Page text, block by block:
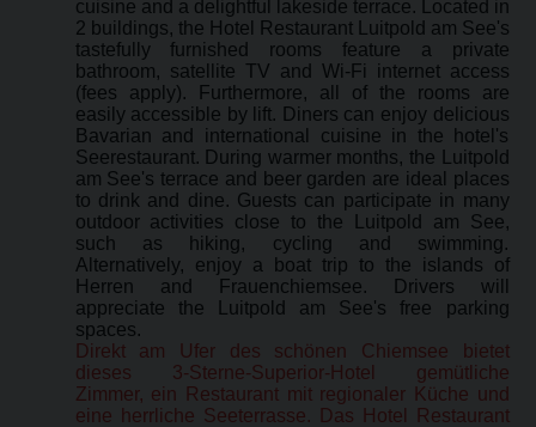
cuisine and a delightful lakeside terrace. Located in
2 buildings, the Hotel Restaurant Luitpold am See's
tastefully furnished rooms feature a private
bathroom, satellite TV and Wi-Fi internet access
(fees apply). Furthermore, all of the rooms are
easily accessible by lift. Diners can enjoy delicious
Bavarian and international cuisine in the hotel's
Seerestaurant. During warmer months, the Luitpold
am See's terrace and beer garden are ideal places
to drink and dine. Guests can participate in many
outdoor activities close to the Luitpold am See,
such as hiking, cycling and swimming.
Alternatively, enjoy a boat trip to the islands of
Herren and Frauenchiemsee. Drivers will
appreciate the Luitpold am See's free parking
spaces.
Direkt am Ufer des schönen Chiemsee bietet
dieses 3-Sterne-Superior-Hotel gemütliche
Zimmer, ein Restaurant mit regionaler Küche und
eine herrliche Seeterrasse. Das Hotel Restaurant